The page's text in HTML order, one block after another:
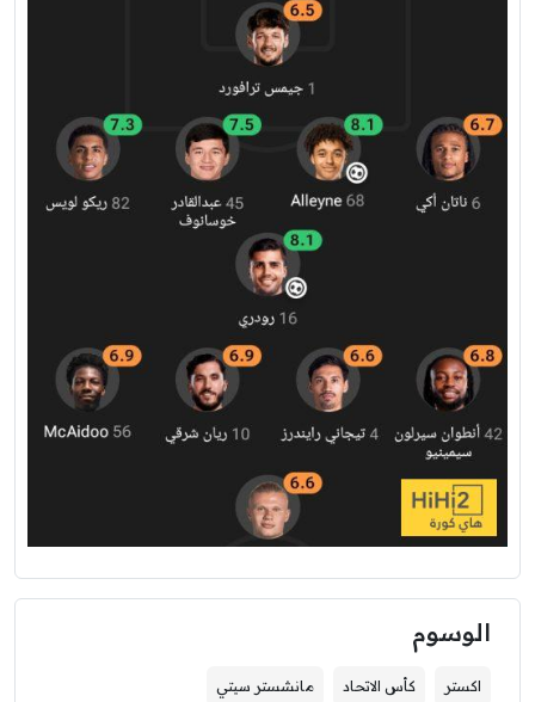
الوسوم
اكستر كأس الاتحاد مانشستر سيتي